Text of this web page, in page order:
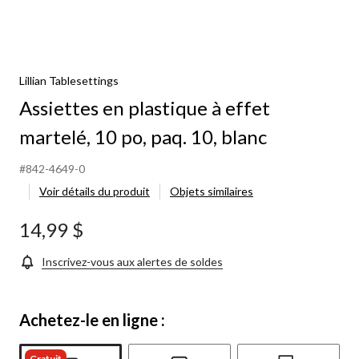
Lillian Tablesettings
Assiettes en plastique à effet
martelé, 10 po, paq. 10, blanc
#842-4649-0
Voir détails du produit
Objets similaires
14,99 $
Inscrivez-vous aux alertes de soldes
Achetez-le en ligne :